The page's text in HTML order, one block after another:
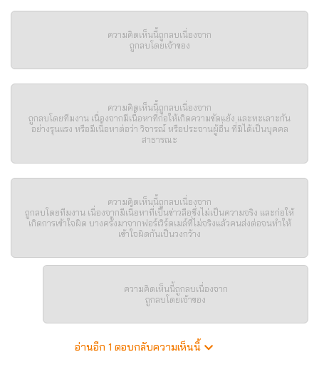
ความคิดเห็นนี้ถูกลบเนื่องจาก
ถูกลบโดยเจ้าของ
ความคิดเห็นนี้ถูกลบเนื่องจาก
ถูกลบโดยทีมงาน เนื่องจากมีเนื้อหาที่ก่อให้เกิดความขัดแย้ง และทะเลาะกัน
อย่างรุนแรง หรือมีเนื้อหาต่อว่า วิจารณ์ หรือประจานผู้อื่น ที่มิได้เป็นบุคคล
สาธารณะ
ความคิดเห็นนี้ถูกลบเนื่องจาก
ถูกลบโดยทีมงาน เนื่องจากมีเนื้อหาที่เป็นข่าวลือซึ่งไม่เป็นความจริง และก่อให้
เกิดการเข้าใจผิด บางครั้งมาจากฟอร์เวิร์ดเมล์ที่ไม่จริงแล้วคนส่งต่อจนทำให้
เข้าใจผิดกันเป็นวงกว้าง
ความคิดเห็นนี้ถูกลบเนื่องจาก
ถูกลบโดยเจ้าของ
อ่านอีก 1 ตอบกลับความเห็นนี้